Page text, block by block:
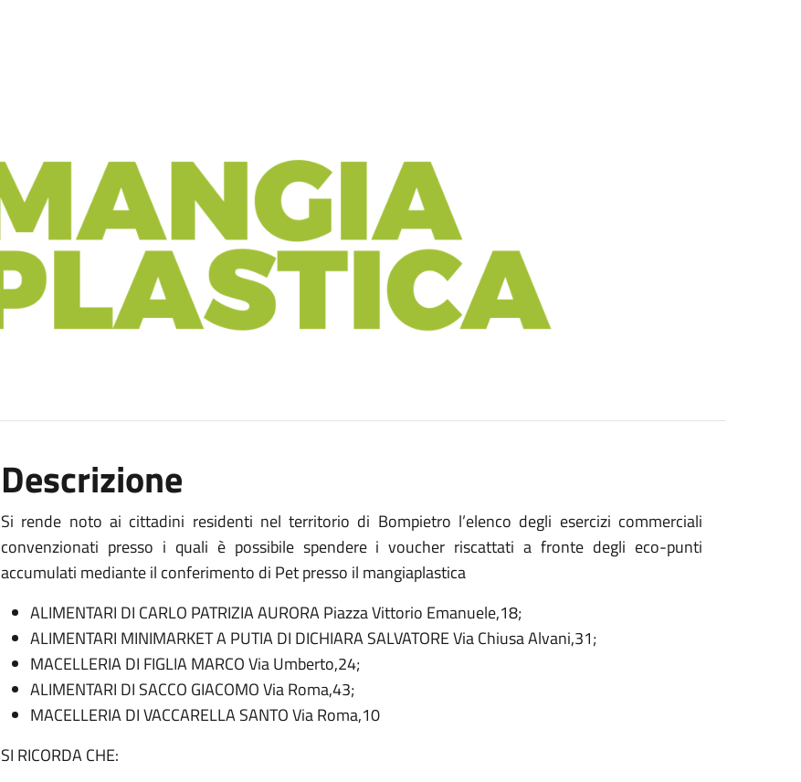
Descrizione
Si rende noto ai cittadini residenti nel territorio di Bompietro l’elenco degli esercizi commerciali
convenzionati presso i quali è possibile spendere i voucher riscattati a fronte degli eco-punti
accumulati mediante il conferimento di Pet presso il mangiaplastica
ALIMENTARI DI CARLO PATRIZIA AURORA Piazza Vittorio Emanuele,18;
ALIMENTARI MINIMARKET A PUTIA DI DICHIARA SALVATORE Via Chiusa Alvani,31;
MACELLERIA DI FIGLIA MARCO Via Umberto,24;
ALIMENTARI DI SACCO GIACOMO Via Roma,43;
MACELLERIA DI VACCARELLA SANTO Via Roma,10
SI RICORDA CHE: